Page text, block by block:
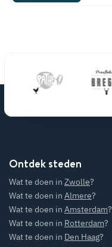
Ontdek steden
Wat te doen in Zwolle?
Wat te doen in Almere?
Wat te doen in Amsterdam?
Wat te doen in Rotterdam?
Wat te doen in Den Haag?